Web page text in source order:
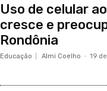
Uso de celular
cresce e
Rondônia
Educação Almi Coelho - 19